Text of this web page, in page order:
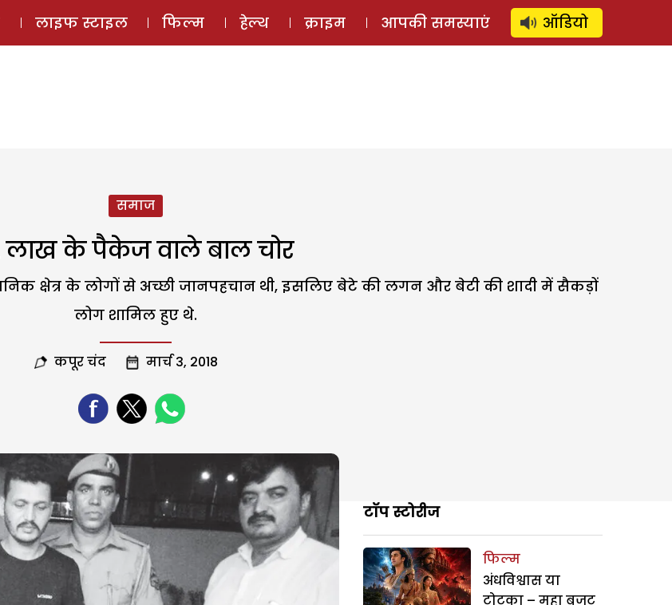
ई-मैगज़ीन ऑडियो स्टोरी लॉग इन ⚲ SUBSCRIBE
लाइफ स्टाइल फिल्म हेल्थ क्राइम आपकी समस्याएं ऑडियो
समाज
लाख के पैकेज वाले बाल चोर
क्षेत्र के लोगों से अच्छी जानपहचान थी, इसलिए बेटे की लगन और बेटी की शादी में सैकड़ों
लोग शामिल हुए थे.
कपूर चंद मार्च 3, 2018
टॉप स्टोरीज
फिल्म
अंधविश्वास या
टोटका – महा बजट